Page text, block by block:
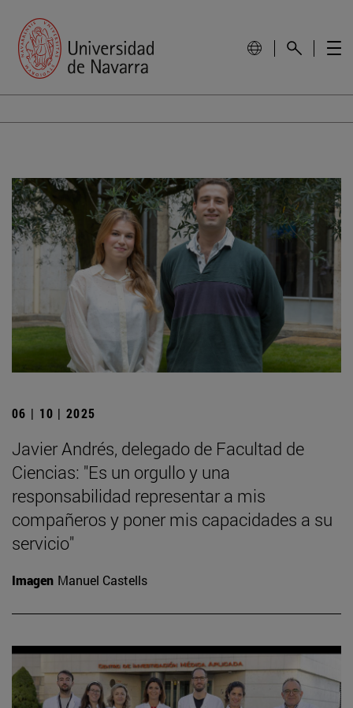
06 | 10 | 2025
Javier Andrés, delegado de Facultad de
Ciencias: "Es un orgullo y una
responsabilidad representar a mis
compañeros y poner mis capacidades a su
servicio"
Imagen Manuel Castells